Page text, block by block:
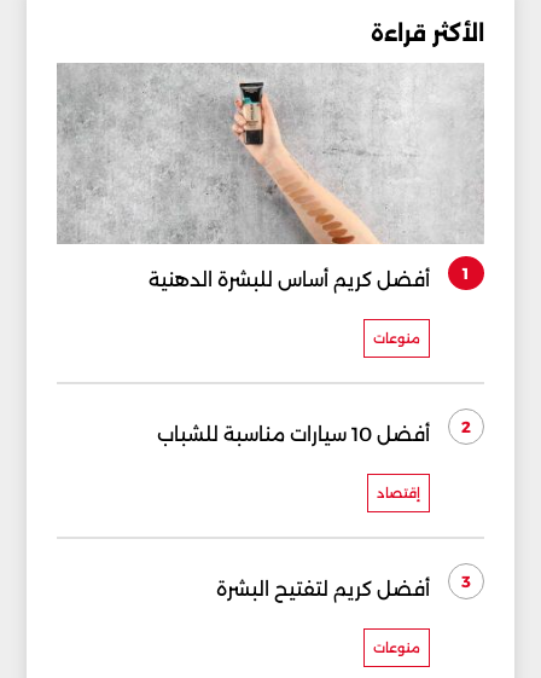
الأكثر قراءة
1 أفضل كريم أساس للبشرة الدهنية
منوعات
2 أفضل 10 سيارات مناسبة للشباب
إقتصاد
3 أفضل كريم لتفتيح البشرة
منوعات